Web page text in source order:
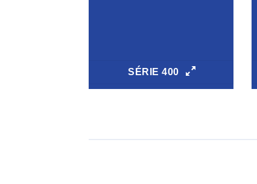
SÉRIE 400